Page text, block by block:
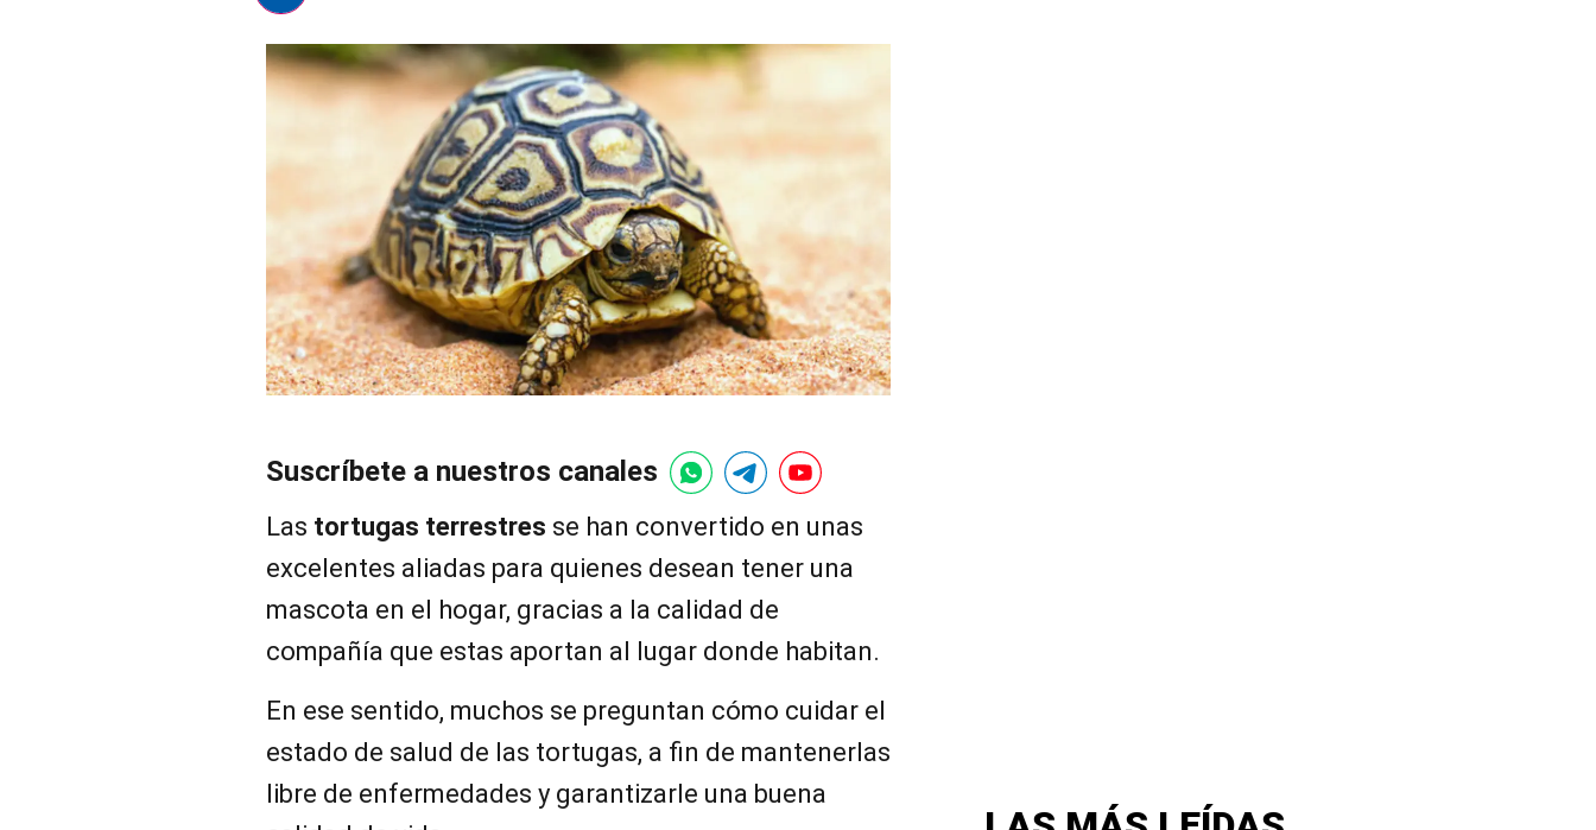
Suscríbete a nuestros canales
Las tortugas terrestres se han convertido en unas
excelentes aliadas para quienes desean tener una
mascota en el hogar, gracias a la calidad de
compañía que estas aportan al lugar donde habitan.
En ese sentido, muchos se preguntan cómo cuidar el
estado de salud de las tortugas, a fin de mantenerlas
libre de enfermedades y garantizarle una buena